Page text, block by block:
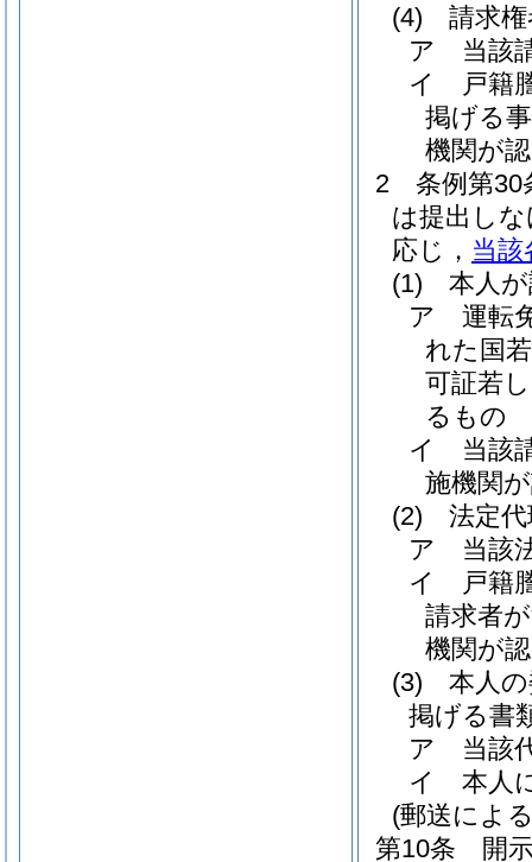
(4)
請求
ア
当該
イ
戸籍
掲げる
機関が
2
条例第30
は提出し
応じ， 当該
(1)
本人
ア
運転
れた国
可証若
るもの
イ
当該
施機関
(2)
法定
ア
当該
イ
戸籍
請求者
機関が
(3)
本人
掲げる書
ア
当該
イ
本人
(郵送によ
第10条
開